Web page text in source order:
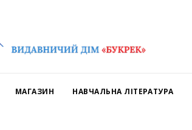
МАГАЗИН НАВЧАЛЬНА ЛІТЕРАТУРА